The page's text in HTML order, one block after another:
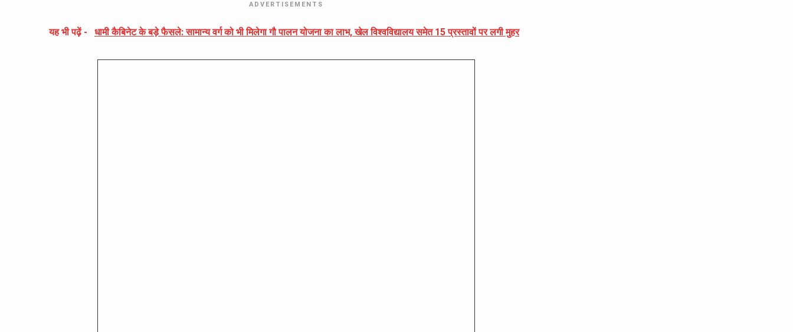
ADVERTISEMENTS
यह भी पढ़ें - धामी कैबिनेट के बड़े फैसले: सामान्य वर्ग को भी मिलेगा गौ पालन योजना का लाभ, खेल विश्वविद्यालय समेत 15 प्रस्तावों पर लगी मुहर